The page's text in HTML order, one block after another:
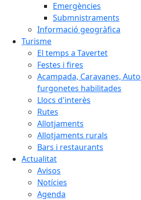
Emergències
Submnistraments
Informació geogràfica
Turisme
El temps a Tavertet
Festes i fires
Acampada, Caravanes,
furgonetes habilitades
Llocs d'interès
Rutes
Allotjaments
Allotjaments rurals
Bars i restaurants
Actualitat
Avisos
Notícies
Agenda